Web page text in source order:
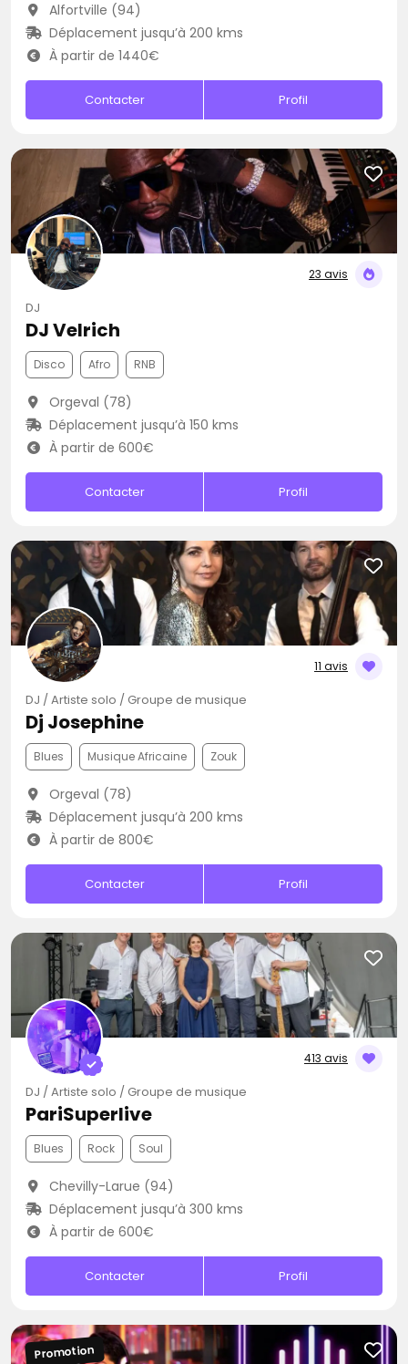
Alfortville (94)
Déplacement jusqu’à 200 kms
À partir de 1440€
Contacter Profil
23 avis
DJ
DJ Velrich
Disco Afro RNB
Orgeval (78)
Déplacement jusqu’à 150 kms
À partir de 600€
Contacter Profil
11 avis
DJ / Artiste solo / Groupe de musique
Dj Josephine
Blues Musique Africaine Zouk
Orgeval (78)
Déplacement jusqu’à 200 kms
À partir de 800€
Contacter Profil
413 avis
DJ / Artiste solo / Groupe de musique
PariSuperlive
Blues Rock Soul
Chevilly-Larue (94)
Déplacement jusqu’à 300 kms
À partir de 600€
Contacter Profil
Promotion